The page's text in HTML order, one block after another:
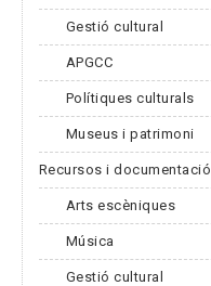
Gestió cultural
APGCC
Polítiques culturals
Museus i patrimoni
Recursos i documentació
Arts escèniques
Música
Gestió cultural